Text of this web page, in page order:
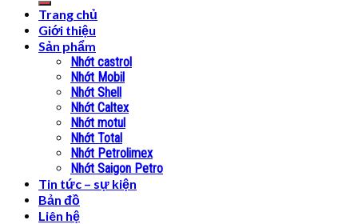
Trang chủ
Giới thiệu
Sản phẩm
Nhớt castrol
Nhớt Mobil
Nhớt Shell
Nhớt Caltex
Nhớt motul
Nhớt Total
Nhớt Petrolimex
Nhớt Saigon Petro
Tin tức – sự kiện
Bản đồ
Liên hệ